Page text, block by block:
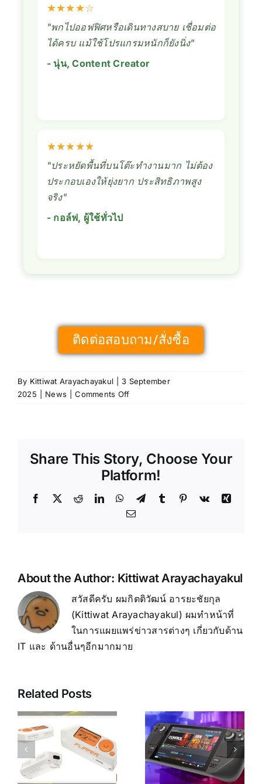
★★★★☆
"พกไปออฟฟิศหรือเดินทางสบาย เชื่อมต่อ
ได้ครบ แม้ใช้โปรแกรมหนักก็ยังนิ่ง"
- นุ่น, Content Creator
★★★★★
"ประหยัดพื้นที่บนโต๊ะทำงานมาก ไม่ต้อง
ประกอบเองให้ยุ่งยาก ประสิทธิภาพสูง
จริง"
- กอล์ฟ, ผู้ใช้ทั่วไป
ติดต่อสอบถาม/สั่งซื้อ
By Kittiwat Arayachayakul
3 September
2025
News Comments Off
Share This Story, Choose Your
Platform!
About the Author: Kittiwat Arayachayakul
สวัสดีครับ ผมกิตติวัฒน์ อารยะชัยกุล
(Kittiwat Arayachayakul) ผมทำหน้าที่
ในการแผยแพร่ข่าวสารต่างๆ เกี่ยวกับด้าน
IT และ ด้านอื่นๆอีกมากมาย
Related Posts
Steam
Deck vs
ROG Ally
เครื่องเกมพก
พาตัวไหนดี?
Meta Quest
3 vs 3S vs
Quest 2
เลือกรุ่นไหน